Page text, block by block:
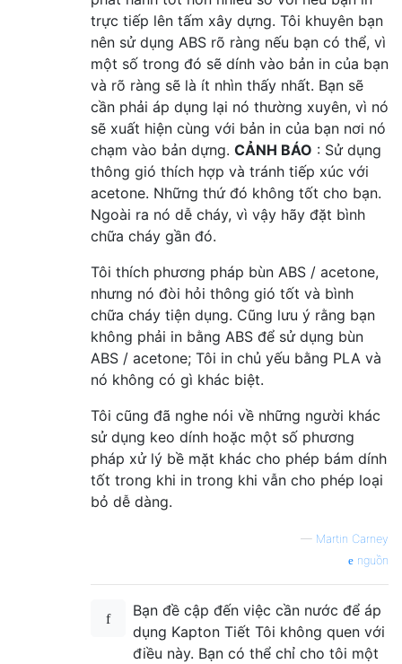
trực tiếp lên tấm xây dựng. Tôi khuyên bạn
nên sử dụng ABS rõ ràng nếu bạn có thể, vì
một số trong đó sẽ dính vào bản in của bạn
và rõ ràng sẽ là ít nhìn thấy nhất. Bạn sẽ
cần phải áp dụng lại nó thường xuyên, vì nó
sẽ xuất hiện cùng với bản in của bạn nơi nó
chạm vào bản dựng. CẢNH BÁO : Sử dụng
thông gió thích hợp và tránh tiếp xúc với
acetone. Những thứ đó không tốt cho bạn.
Ngoài ra nó dễ cháy, vì vậy hãy đặt bình
chữa cháy gần đó.
Tôi thích phương pháp bùn ABS / acetone,
nhưng nó đòi hỏi thông gió tốt và bình
chữa cháy tiện dụng. Cũng lưu ý rằng bạn
không phải in bằng ABS để sử dụng bùn
ABS / acetone; Tôi in chủ yếu bằng PLA và
nó không có gì khác biệt.
Tôi cũng đã nghe nói về những người khác
sử dụng keo dính hoặc một số phương
pháp xử lý bề mặt khác cho phép bám dính
tốt trong khi in trong khi vẫn cho phép loại
bỏ dễ dàng.
— Martin Carney
nguồn
Bạn đề cập đến việc cần nước để áp
dụng Kapton Tiết Tôi không quen với
điều này. Bạn có thể chỉ cho tôi một